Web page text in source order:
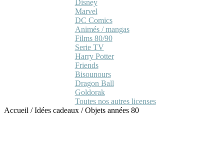
Disney
Marvel
DC Comics
Animés / mangas
Films 80/90
Serie TV
Harry Potter
Friends
Bisounours
Dragon Ball
Goldorak
Toutes nos autres licenses
Accueil /Idées cadeaux /Objets années 80